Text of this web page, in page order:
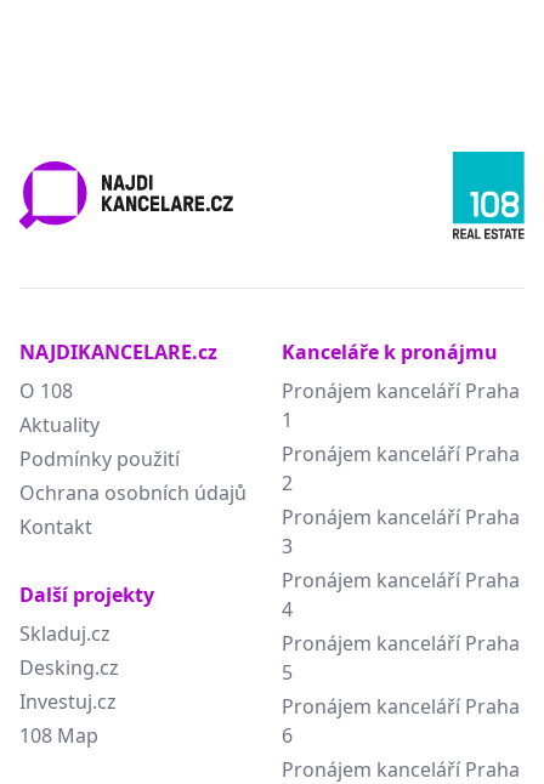
NAJDIKANCELARE.cz
O 108
Aktuality
Podmínky použití
Ochrana osobních údajů
Kontakt
Další projekty
Skladuj.cz
Desking.cz
Investuj.cz
108 Map
Kanceláře k pronájmu
Pronájem kanceláří Praha
1
Pronájem kanceláří Praha
2
Pronájem kanceláří Praha
3
Pronájem kanceláří Praha
4
Pronájem kanceláří Praha
5
Pronájem kanceláří Praha
6
Pronájem kanceláří Praha